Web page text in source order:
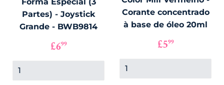
Partes) - Joystick
Grande - BWB9814
PREÇO
NORMAL
£699£6.99
Corante concentrado
à base de óleo 20ml
PREÇO
NORMAL
£599£5.99